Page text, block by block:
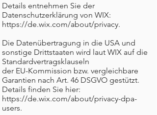
Details entnehmen Sie der
Datenschutzerklärung von WIX:
https://de.wix.com/about/privacy.
Die Datenübertragung in die USA und
sonstige Drittstaaten wird laut WIX auf die
Standardvertragsklauseln
der EU-Kommission bzw. vergleichbare
Garantien nach Art. 46 DSGVO gestützt.
Details finden Sie hier:
https://de.wix.com/about/privacy-dpa-
users.